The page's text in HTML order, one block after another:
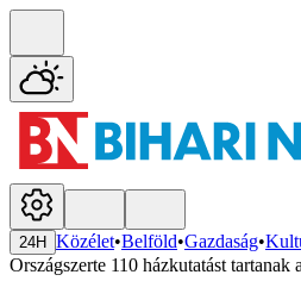
24H Közélet•Belföld•Gazdaság•
Országszerte 110 házkutatást